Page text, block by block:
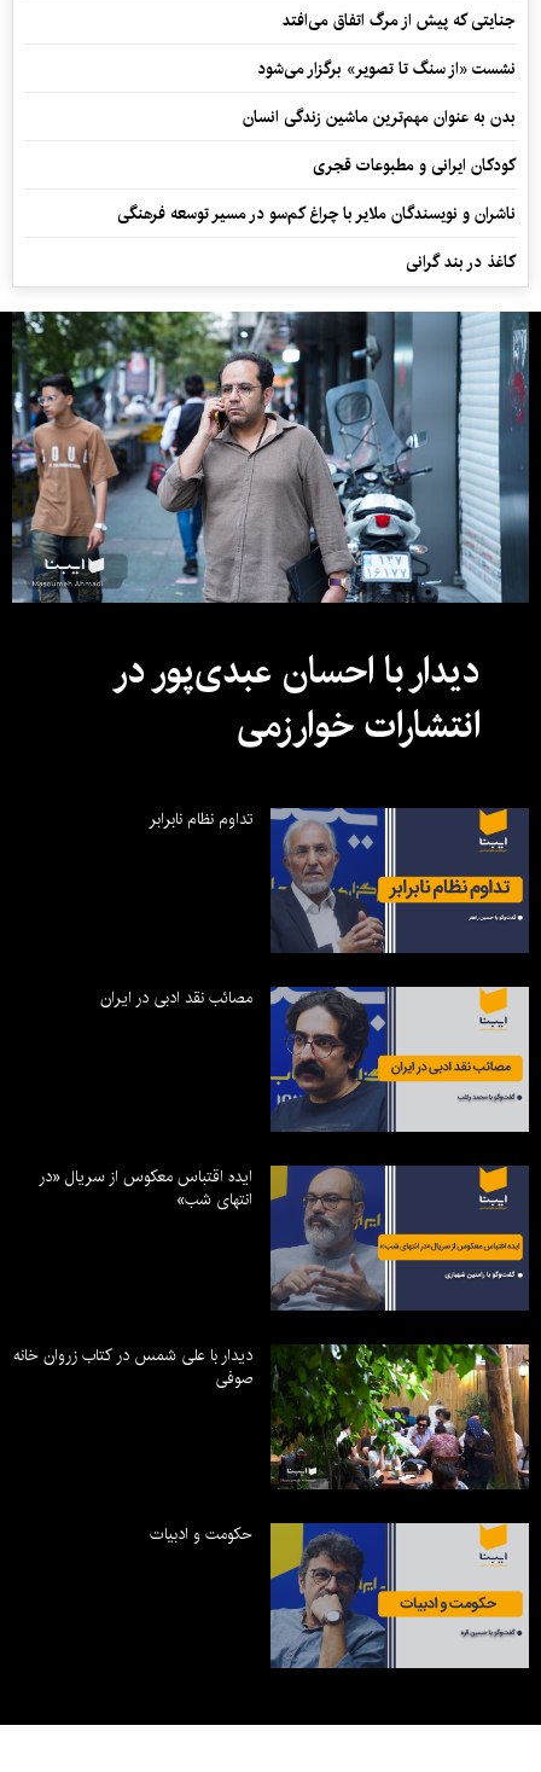
جنایتی که پیش از مرگ اتفاق می‌افتد
نشست «از سنگ تا تصویر» برگزار می‌شود
بدن به عنوان مهم‌ترین ماشین زندگی انسان
کودکان ایرانی و مطبوعات قجری
ناشران و نویسندگان ملایر با چراغ کم‌سو در مسیر توسعه فرهنگی
کاغذ در بند گرانی
دیدار با احسان عبدی‌پور در
انتشارات خوارزمی
تداوم نظام نابرابر
مصائب نقد ادبی در ایران
ایده اقتباس معکوس از سریال «در
انتهای شب»
دیدار با علی شمس در کتاب زروان خانه
صوفی
حکومت و ادبیات